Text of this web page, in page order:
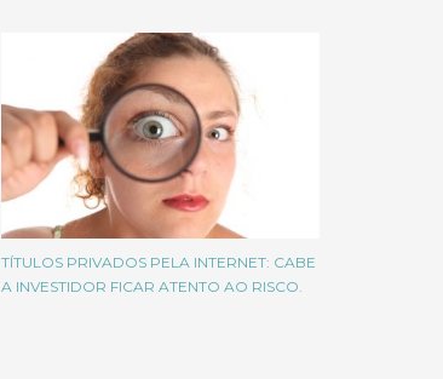
TÍTULOS PRIVADOS PELA INTERNET: CABE
A INVESTIDOR FICAR ATENTO AO RISCO.